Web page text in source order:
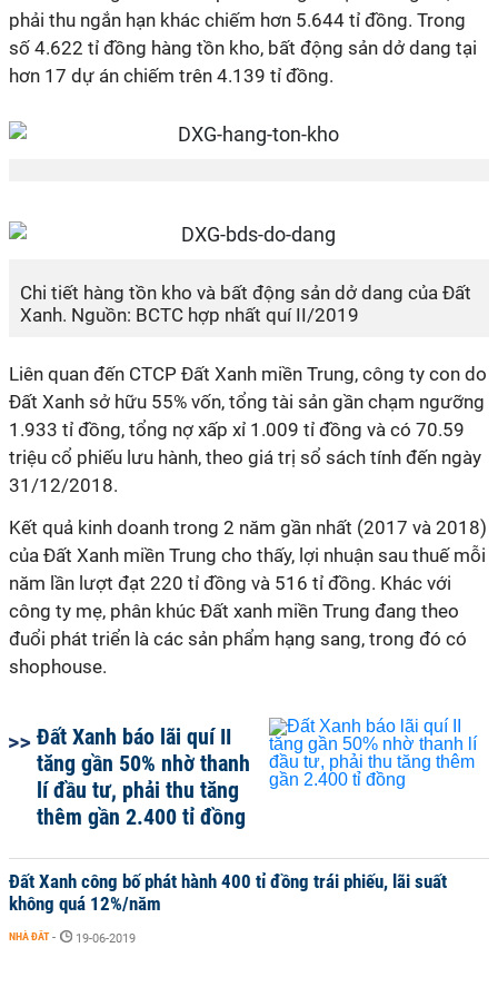
phải thu ngắn hạn khác chiếm hơn 5.644 tỉ đồng. Trong
số 4.622 tỉ đồng hàng tồn kho, bất động sản dở dang tại
hơn 17 dự án chiếm trên 4.139 tỉ đồng.
Chi tiết hàng tồn kho và bất động sản dở dang của Đất
Xanh. Nguồn: BCTC hợp nhất quí II/2019
Liên quan đến CTCP Đất Xanh miền Trung, công ty con do
Đất Xanh sở hữu 55% vốn, tổng tài sản gần chạm ngưỡng
1.933 tỉ đồng, tổng nợ xấp xỉ 1.009 tỉ đồng và có 70.59
triệu cổ phiếu lưu hành, theo giá trị sổ sách tính đến ngày
31/12/2018.
Kết quả kinh doanh trong 2 năm gần nhất (2017 và 2018)
của Đất Xanh miền Trung cho thấy, lợi nhuận sau thuế mỗi
năm lần lượt đạt 220 tỉ đồng và 516 tỉ đồng. Khác với
công ty mẹ, phân khúc Đất xanh miền Trung đang theo
đuổi phát triển là các sản phẩm hạng sang, trong đó có
shophouse.
Đất Xanh báo lãi quí II
tăng gần 50% nhờ thanh
lí đầu tư, phải thu tăng
thêm gần 2.400 tỉ đồng
Đất Xanh công bố phát hành 400 tỉ đồng trái phiếu, lãi suất
không quá 12%/năm
NHÀ ĐẤT - 19-06-2019